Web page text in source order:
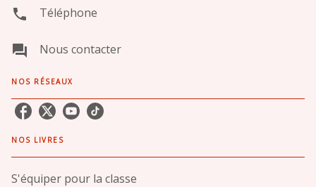
phone Téléphone
question_answer Nous contacter
NOS RÉSEAUX
NOS LIVRES
S'équiper pour la classe